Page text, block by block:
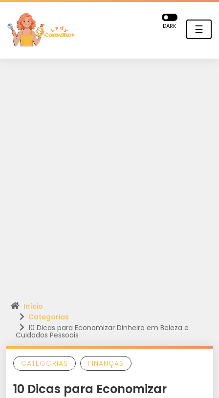
☰
DARK
Início
Categorias
10 Dicas para Economizar Dinheiro em Beleza e
Cuidados Pessoais
CATEGORIAS FINANÇAS
10 Dicas para Economizar